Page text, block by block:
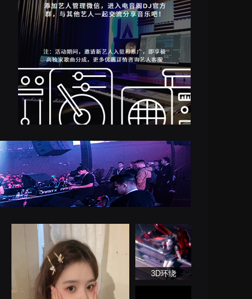
3D环绕